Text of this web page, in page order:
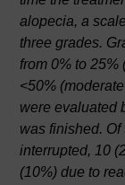
alopecia, a
three grades.
from 0% to
<50%
were evaluated
was finished. Of
interrupted, 10
(10%) due to